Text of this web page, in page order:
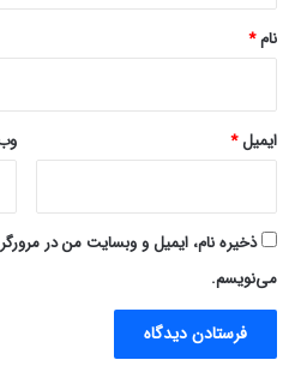
نام*
ایمیل*
ذخیره نام، ایمیل و وبسایت من در
می‌نویسم.